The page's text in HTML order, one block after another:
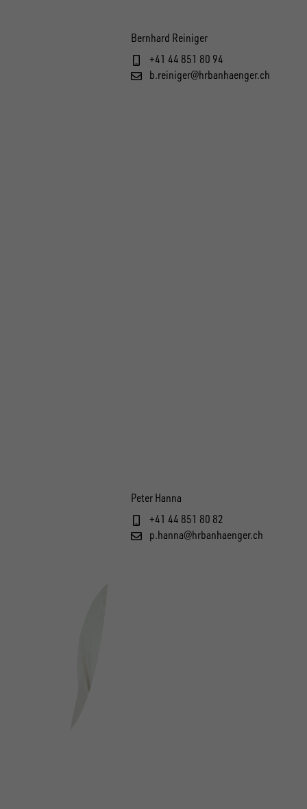
Bernhard Reiniger
+41 44 851 80 94
b.reiniger@hrbanhaenger.ch
Peter Hanna
+41 44 851 80 82
p.hanna@hrbanhaenger.ch